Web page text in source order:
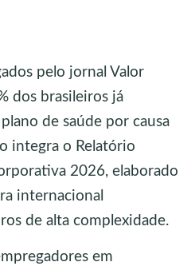
pelo jornal Valor
dos brasileiros já
de saúde por causa
integra o Relatório
2026, elaborado
internacional
de alta complexidade.
em